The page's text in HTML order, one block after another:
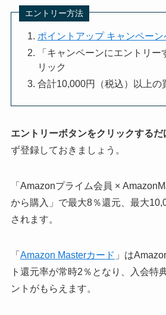
エントリー方法
ポイントアップ キャンペーン
「キャンペーンにエントリー
リック
合計10,000円（税込）以上の
エントリーボタンをクリックするだ
ず登録しておきましょう。
「Amazonプライム会員 ×
から購入」で最大8％還元、最大
されます。
「 Amazon Masterカード 」は
ト還元率が常時2％となり、入会特
ントがもらえます。